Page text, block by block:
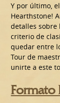
Y por último,
Hearthstone!
detalles sobre
criterio de
quedar entre
Tour de
unirte a este
Formato